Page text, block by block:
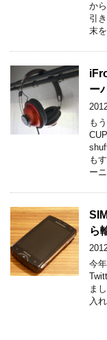
か
引
末
ー
も
も
ー
ら
今
ま
入